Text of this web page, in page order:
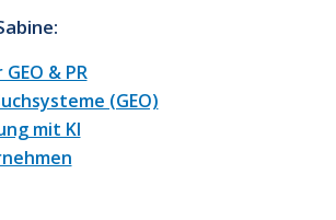
& PRSeminar
(GEO)Seminar
mit KISeminar
Seminar